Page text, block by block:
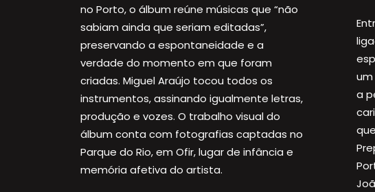
a
no Porto, o álbum reúne músicas que “não
sabiam ainda que seriam editadas”,
preservando a espontaneidade e a
verdade do momento em que foram
criadas. Miguel Araújo tocou todos os
instrumentos, assinando igualmente letras,
produção e vozes. O trabalho visual do
álbum conta com fotografias captadas no
Parque do Rio, em Ofir, lugar de infância e
memória afetiva do artista.